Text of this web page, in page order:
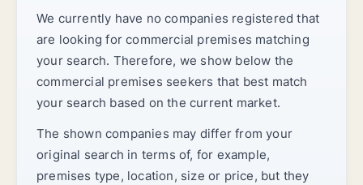
We currently have no companies registered that
are looking for commercial premises matching
your search. Therefore, we show below the
commercial premises seekers that best match
your search based on the current market.
The shown companies may differ from your
original search in terms of, for example,
premises type, location, size or price, but they